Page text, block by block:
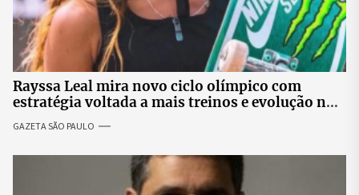
Rayssa Leal mira novo ciclo olímpico com
estratégia voltada a mais treinos e evolução no
GAZETA SÃO PAULO